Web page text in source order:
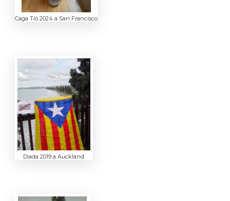
Caga Tió 2024 a San Francisco
Diada 2019 a Auckland